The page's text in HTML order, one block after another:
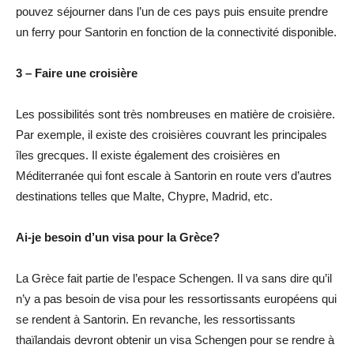
pouvez séjourner dans l’un de ces pays puis ensuite prendre
un ferry pour Santorin en fonction de la connectivité disponible.
3 – Faire une croisière
Les possibilités sont très nombreuses en matière de croisière.
Par exemple, il existe des croisières couvrant les principales
îles grecques. Il existe également des croisières en
Méditerranée qui font escale à Santorin en route vers d’autres
destinations telles que Malte, Chypre, Madrid, etc.
Ai-je besoin d’un visa pour la Grèce?
La Grèce fait partie de l’espace Schengen. Il va sans dire qu’il
n’y a pas besoin de visa pour les ressortissants européens qui
se rendent à Santorin. En revanche, les ressortissants
thaïlandais devront obtenir un visa Schengen pour se rendre à